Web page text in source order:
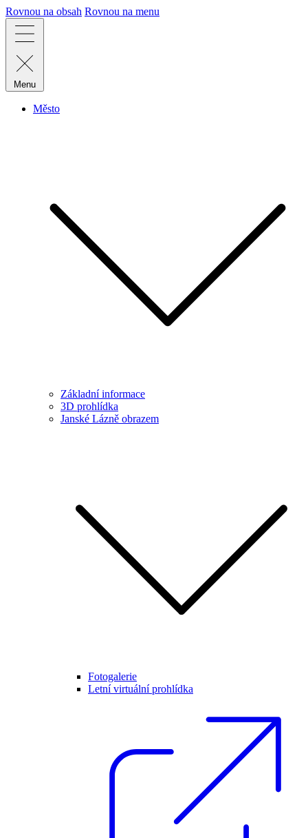
Rovnou na obsah Rovnou na menu
Menu
Město
Základní informace
3D prohlídka
Janské Lázně obrazem
Fotogalerie
Letní virtuální prohlídka